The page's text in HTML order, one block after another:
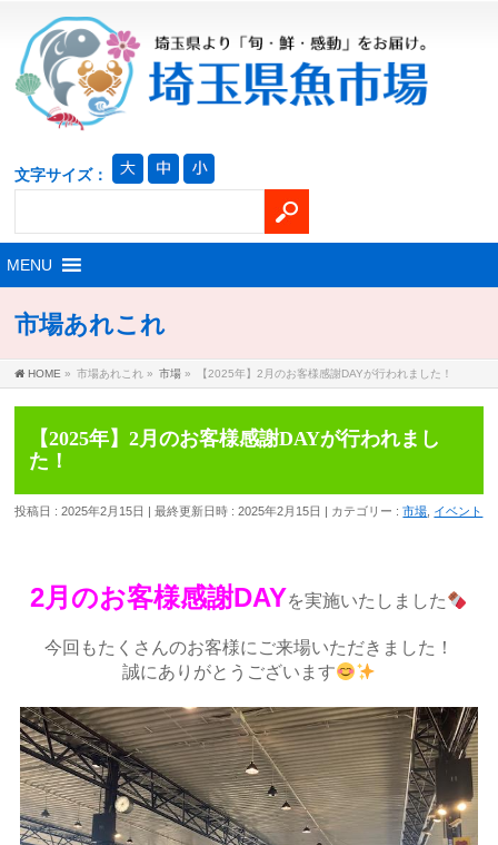
文字サイズ：
市場あれこれ
HOME » 市場あれこれ » 市場 » 【2025年】2月のお客様感謝DAYが行われました！
【2025年】2月のお客様感謝DAYが行われまし
た！
投稿日 : 2025年2月15日 最終更新日時 : 2025年2月15日 カテゴリー :市場 イベント
2月のお客様感謝DAYを実施いたしました
今回もたくさんのお客様にご来場いただきました！
誠にありがとうございます